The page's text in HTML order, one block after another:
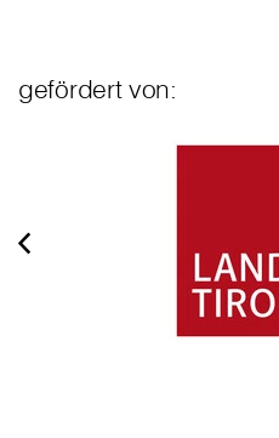
gefördert von: